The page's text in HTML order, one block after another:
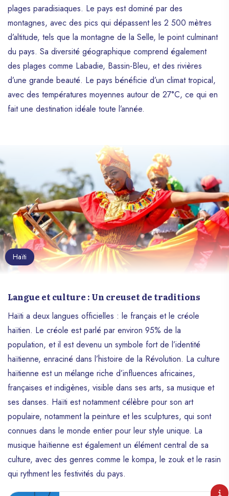
plages paradisiaques. Le pays est dominé par des
montagnes, avec des pics qui dépassent les 2 500 mètres
d’altitude, tels que la montagne de la Selle, le point culminant
du pays. Sa diversité géographique comprend également
des plages comme Labadie, Bassin-Bleu, et des rivières
d’une grande beauté. Le pays bénéficie d’un climat tropical,
avec des températures moyennes autour de 27°C, ce qui en
fait une destination idéale toute l’année.
Haïti
Langue et culture : Un creuset de traditions
Haïti a deux langues officielles : le français et le créole
haïtien. Le créole est parlé par environ 95% de la
population, et il est devenu un symbole fort de l’identité
haïtienne, enraciné dans l’histoire de la Révolution. La culture
haïtienne est un mélange riche d’influences africaines,
françaises et indigènes, visible dans ses arts, sa musique et
ses danses. Haïti est notamment célèbre pour son art
populaire, notamment la peinture et les sculptures, qui sont
connues dans le monde entier pour leur style unique. La
musique haïtienne est également un élément central de sa
culture, avec des genres comme le kompa, le zouk et le rasin
qui rythment les festivités du pays.